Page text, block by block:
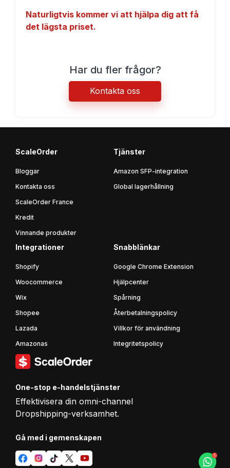
Naturligtvis kommer vi att hjälpa dig att få
det lägsta priset.
Har du fler frågor?
Kontakta oss
ScaleOrder
Bloggar
Kontakta oss
ScaleOrder France
Kredit
Vinnande produkter
Tjänster
Amazon SFP-integration
Global lagerhållning
Integrationer
Shopify
Woocommerce
Wix
Shopee
Lazada
Amazonas
Snabblänkar
Google Chrome Extension
Hjälpcenter
Spårning
Återbetalningspolicy
Villkor för användning
Integritetspolicy
One-stop e-handelstjänster
Effektivisera din omni-channel
Dropshipping-verksamhet.
Gå med i gemenskapen